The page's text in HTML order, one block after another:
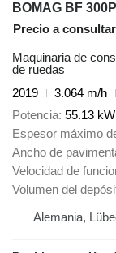
BOMAG BF
Precio a consultar
Maquinaria de
de ruedas
2019
3.064 m/h
Potencia 55.13
Espesor máximo
Ancho de
Velocidad de
Volumen del
Alemania,